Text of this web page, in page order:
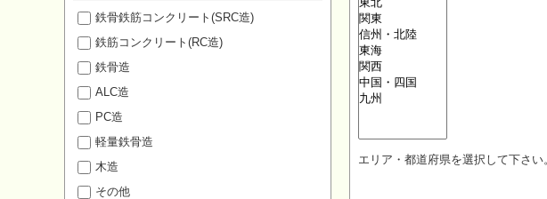
エリア・都道府県を選択して下さい
鉄骨鉄筋コンクリート(SRC造)
鉄筋コンクリート(RC造)
鉄骨造
ALC造
PC造
軽量鉄骨造
木造
その他